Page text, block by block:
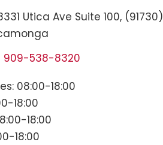
Utica Ave Suite 100, (91730)
909-538-8320
08:00-18:00
18:00
18:00
18:00